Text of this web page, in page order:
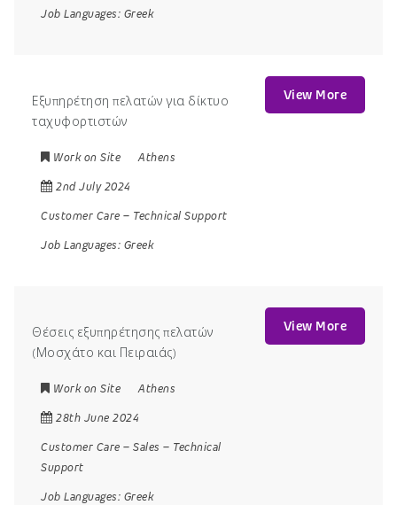
Job Languages: Greek
Εξυπηρέτηση πελατών για δίκτυο
ταχυφορτιστών
Work on Site
Athens
2nd July 2024
Customer Care – Technical Support
Job Languages: Greek
View More
Θέσεις εξυπηρέτησης πελατών
(Μοσχάτο και Πειραιάς)
Work on Site
Athens
28th June 2024
Customer Care – Sales – Technical
Support
Job Languages: Greek
View More